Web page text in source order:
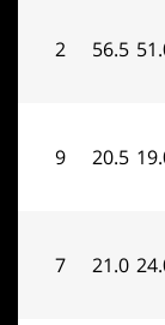
2
9
7